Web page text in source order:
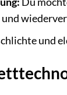
und